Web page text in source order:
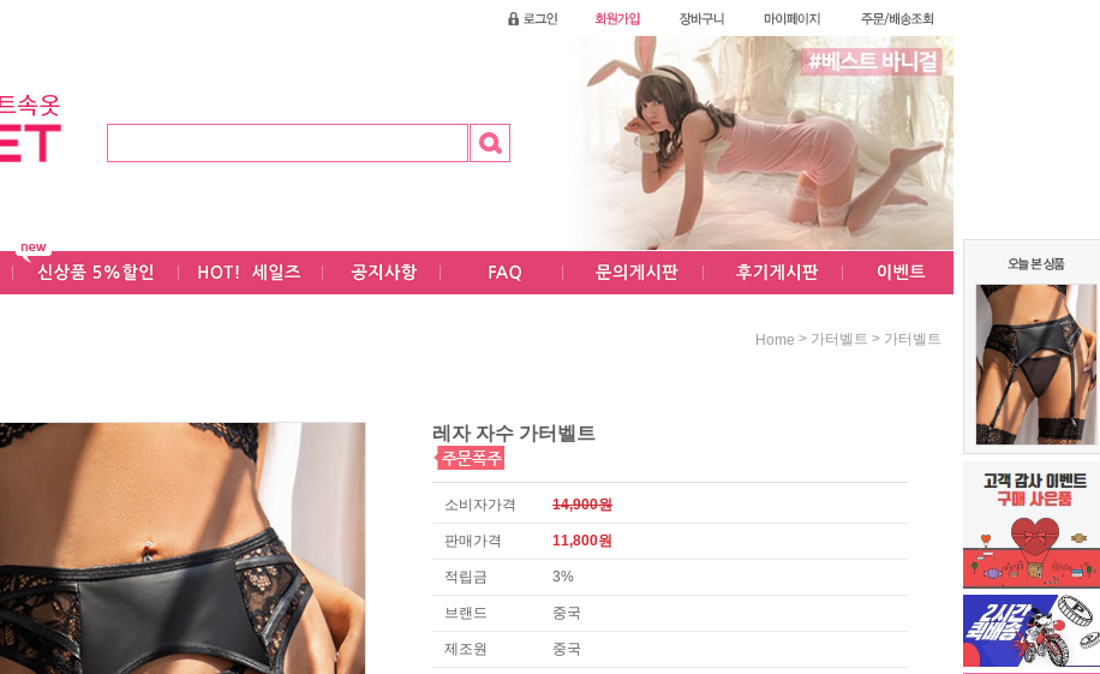
Home > 가터벨트 > 가터벨트
레자 자수 가터벨트
소비자가격 14,900원
판매가격 11,800원
적립금 3%
브랜드 중국
제조원 중국